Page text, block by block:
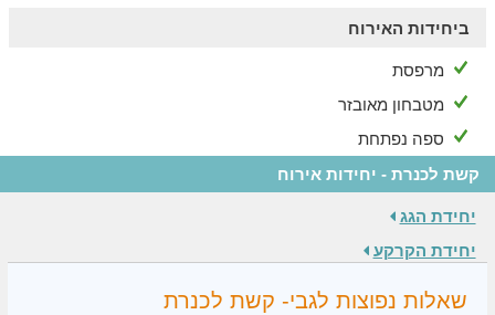
ביחידות האירוח
מרפסת
מטבחון מאובזר
ספה נפתחת
קשת לכנרת - יחידות אירוח
יחידת הגג
יחידת הקרקע
שאלות נפוצות לגבי- קשת לכנרת